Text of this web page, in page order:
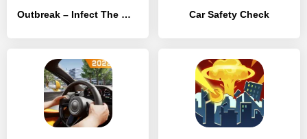
Outbreak – Infect The World Car Safety Check